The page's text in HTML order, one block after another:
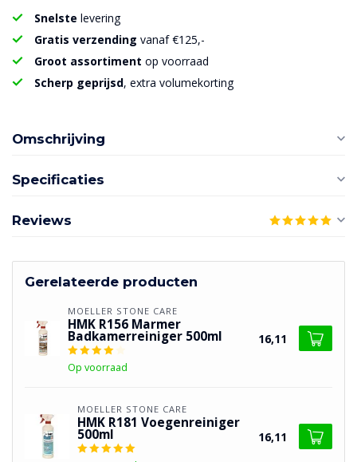
Snelste levering
Gratis verzending vanaf €125,-
Groot assortiment op voorraad
Scherp geprijsd, extra volumekorting
Omschrijving
Specificaties
Reviews
Gerelateerde producten
MOELLER STONE CARE
HMK R156 Marmer
Badkamerreiniger 500ml
Op voorraad
16,11
MOELLER STONE CARE
HMK R181 Voegenreiniger
500ml 16,11